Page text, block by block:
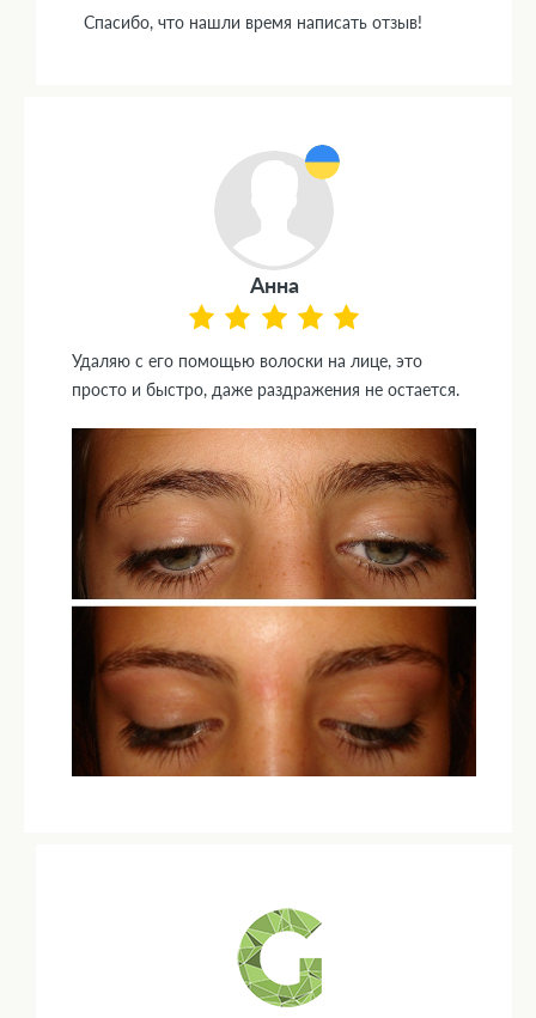
Спасибо, что нашли время написать отзыв!
Анна
Удаляю с его помощью волоски на лице, это
просто и быстро, даже раздражения не остается.